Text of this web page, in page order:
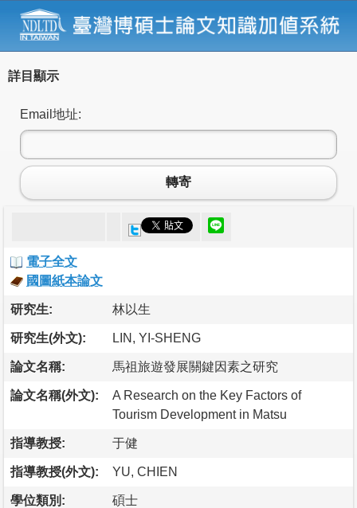
詳目顯示
Email地址:
轉寄
電子全文
國圖紙本論文
研究生: 林以生
研究生(外文): LIN, YI-SHENG
論文名稱: 馬祖旅遊發展關鍵因素之研究
論文名稱(外文):
A Research on the Key Factors of
Tourism Development in Matsu
指導教授: 于健
指導教授(外文): YU, CHIEN
學位類別: 碩士